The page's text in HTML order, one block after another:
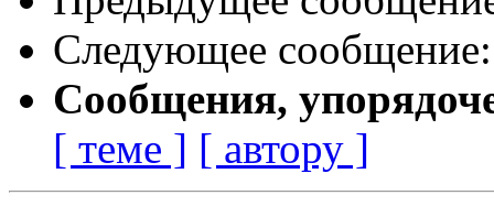
Следующее
Сообщения,
[ теме ] [ автору ]